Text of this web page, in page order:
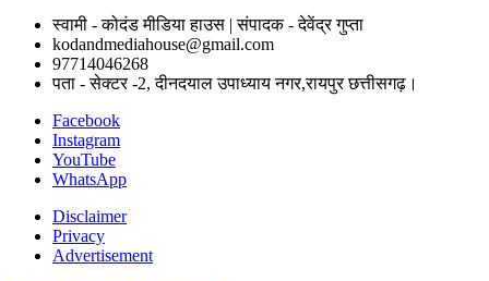
स्वामी - कोदंड मीडिया हाउस | संपादक - देवेंद्र गुप्ता
kodandmediahouse@gmail.com
97714046268
पता - सेक्टर -2, दीनदयाल उपाध्याय नगर,रायपुर छत्तीसगढ़।
Facebook
Instagram
YouTube
WhatsApp
Disclaimer
Privacy
Advertisement